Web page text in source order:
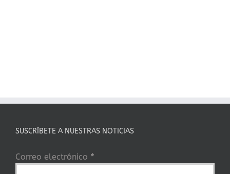
SUSCRÍBETE A NUESTRAS NOTICIAS
Correo electrónico *